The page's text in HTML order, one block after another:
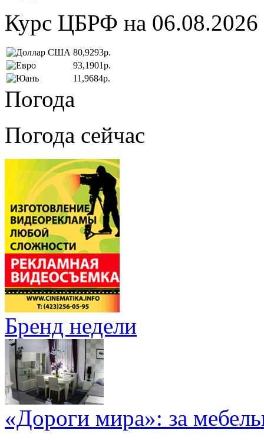
Курс ЦБРФ на 06.08.2026
80,9293р.
93,1901р.
11,9684р.
Погода
Погода сейчас
Бренд недели
«Дороги мира»: за